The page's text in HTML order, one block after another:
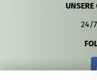
UNSERE
24/